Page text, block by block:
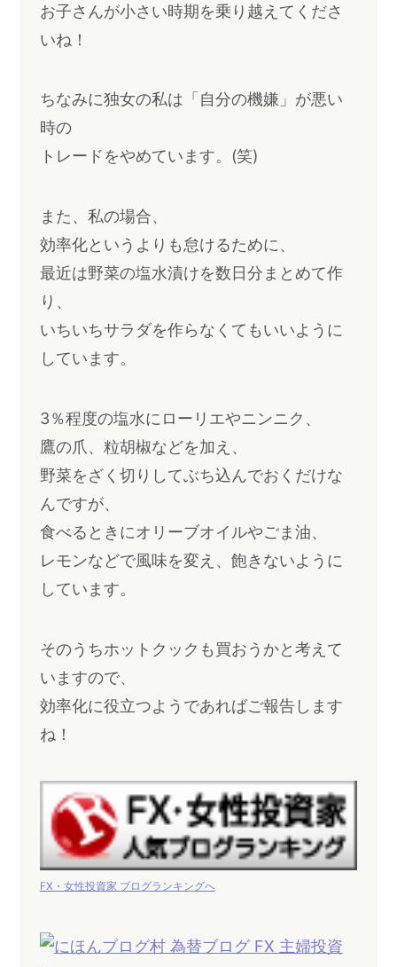
お子さんが小さい時期を乗り越えてくださ
いね！
ちなみに独女の私は「自分の機嫌」が悪い
時の
トレードをやめています。(笑)
また、私の場合、
効率化というよりも怠けるために、
最近は野菜の塩水漬けを数日分まとめて作
り、
いちいちサラダを作らなくてもいいように
しています。
3％程度の塩水にローリエやニンニク、
鷹の爪、粒胡椒などを加え、
野菜をざく切りしてぶち込んでおくだけな
んですが、
食べるときにオリーブオイルやごま油、
レモンなどで風味を変え、飽きないように
しています。
そのうちホットクックも買おうかと考えて
いますので、
効率化に役立つようであればご報告します
ね！
FX・女性投資家 ブログランキングへ